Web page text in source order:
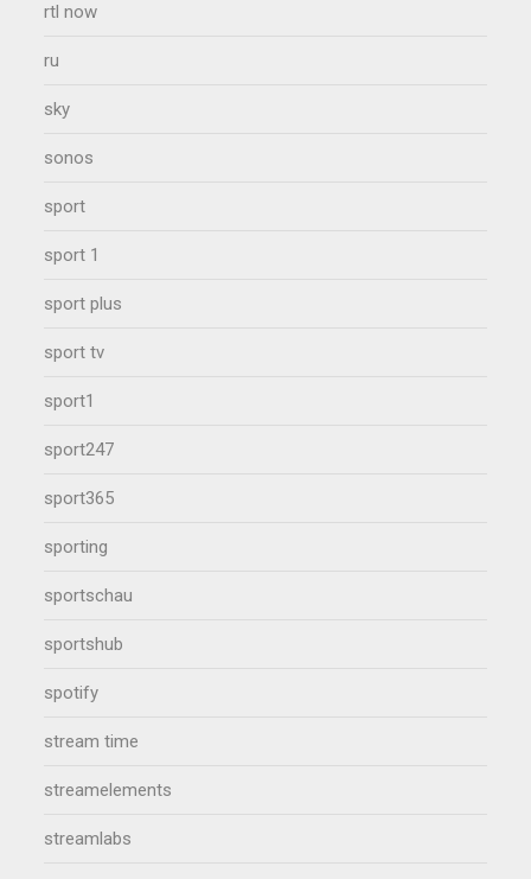
rtl now
ru
sky
sonos
sport
sport 1
sport plus
sport tv
sport1
sport247
sport365
sporting
sportschau
sportshub
spotify
stream time
streamelements
streamlabs